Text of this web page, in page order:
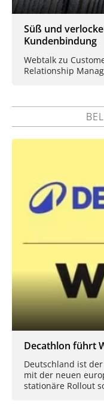
Süß und
Kundenbindung
Webtalk zu
Relationship
Decathlon führt
Deutschland ist
mit der neuen
stationäre Rollout